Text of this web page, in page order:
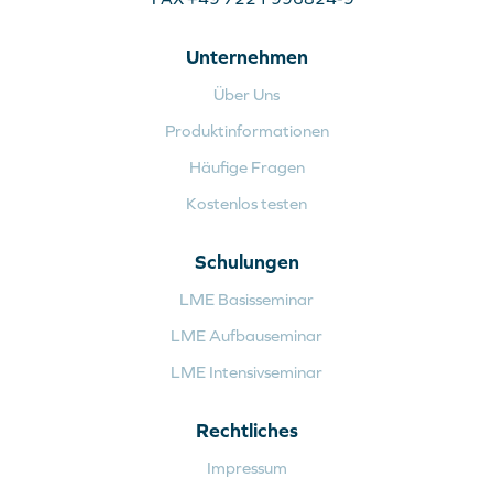
Unternehmen
Über Uns
Produktinformationen
Häufige Fragen
Kostenlos testen
Schulungen
LME Basisseminar
LME Aufbauseminar
LME Intensivseminar
Rechtliches
Impressum